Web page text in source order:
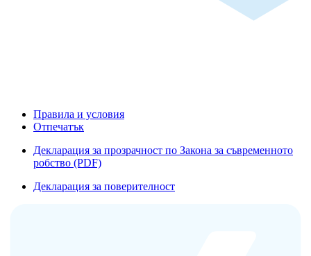
Правила и условия
Отпечатък
Декларация за прозрачност по Закона за съвременното
робство (PDF)
Декларация за поверителност